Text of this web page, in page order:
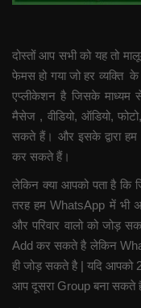
दोस्तों आप सभी को यह तो
फेमस हो गया जो हर व्यक्ति
एप्लीकेशन है जिसके माध्यम
मैसेज , वीडियो, ऑडियो,
सकते हैं। और इसके द्वारा हम
कर सकते हैं।
लेकिन क्या आपको पता है कि
तरह हम WhatsApp में भी
और परिवार वालो को जोड़
Add कर सकते है लेकिन
ही जोड़ सकते है | यदि आपको
आप दूसरा Group बना सकते